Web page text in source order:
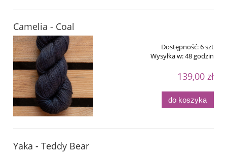
Camelia - Coal
Dostępność:6 szt
Wysyłka w:48 godzin
139,00 zł
do koszyka
Yaka - Teddy Bear